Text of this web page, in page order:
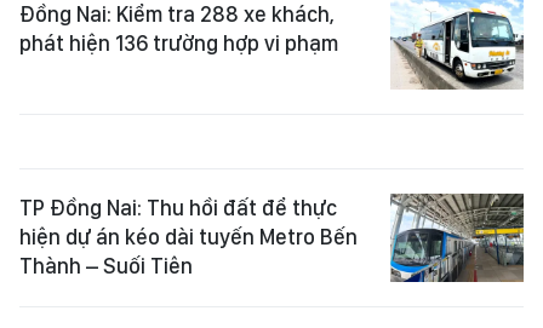
Đồng Nai: Kiểm tra 288 xe khách,
phát hiện 136 trường hợp vi phạm
TP Đồng Nai: Thu hồi đất để thực
hiện dự án kéo dài tuyến Metro Bến
Thành – Suối Tiên